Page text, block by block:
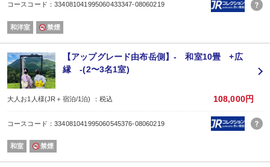
色浴衣セットの無料レンタル 通常1000円のところ、当プラン限定でなんと無
■女性セット：デザイン豊富な色浴衣、色浴衣を引き立てる髪飾り＆飾り帯、下
■男性セット：シックで粋な色浴衣、帯、下駄
【お食事処】
お食事会場は1Fレストラン、または2Fお食事処です。
※お部屋食ではございません。
【時間】
ご夕食 17:30 または 18:00のスタート
ご朝食 7:30、8:00、8:30のスタート
※お食事処ご利用時間20:30
【ゆふいん温泉】
大浴場・露天風呂・貸し切り湯をご利用いただけます。
貸し切り温泉は全5箇所もあり、プライベート空間で心おきなく源泉かけ流し
コースコード：334081041995060433347-08060219
和洋室 禁煙
【アップグレード由布岳側】- 和室10畳 +広
縁 -(2〜3名1室)
大人お1人様(JR＋宿泊/1泊) ：税込 108,000円
コースコード：334081041995060545376-08060219
和室 禁煙